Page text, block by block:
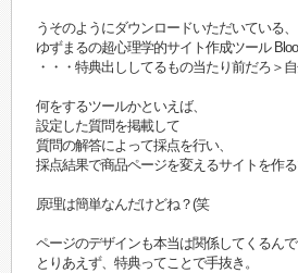
うそのようにダウンロードいただいている、
ゆずまるの超心理学的サイト作成ツール
・・・特典出ししてるもの当たり前だろ＞
何をするツールかといえば、
設定した質問を掲載して
質問の解答によって採点を行い、
採点結果で商品ページを変えるサイトを作る
原理は簡単なんだけどね？(笑
ページのデザインも本当は関係してくるんで
とりあえず、特典ってことで手抜き。